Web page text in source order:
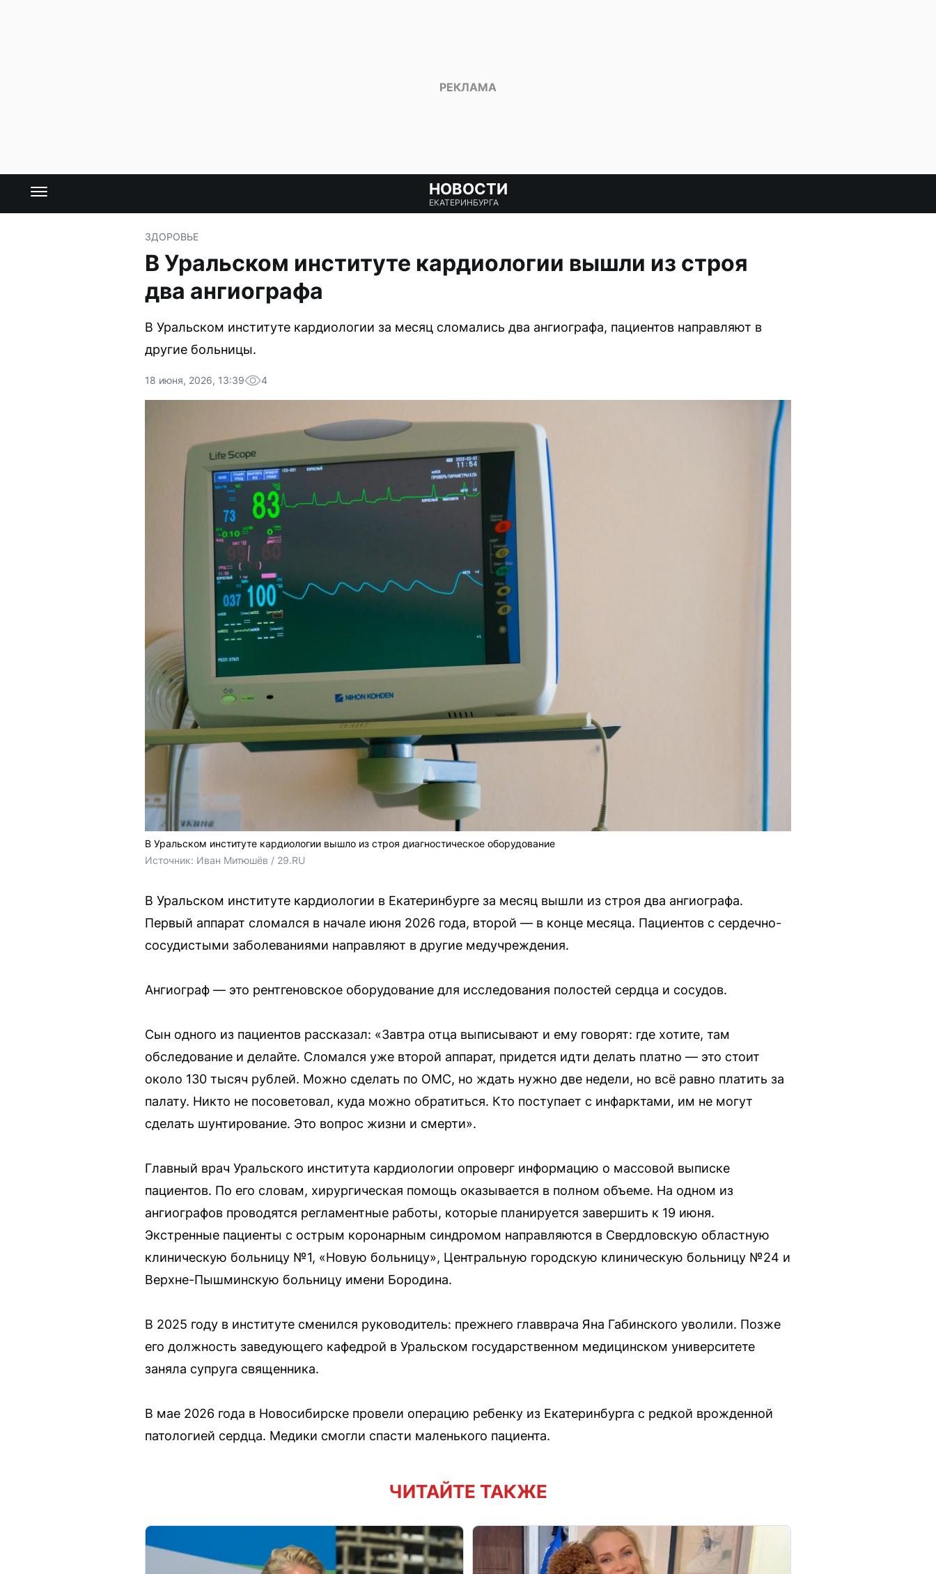
НОВОСТИ
ЕКАТЕРИНБУРГА
ЗДОРОВЬЕ
В Уральском институте кардиологии вышли из строя
два ангиографа
В Уральском институте кардиологии за месяц сломались два ангиографа, пациентов направляют в
другие больницы.
18 июня, 2026, 13:39 4
В Уральском институте кардиологии вышло из строя диагностическое оборудование
Источник: Иван Митюшёв / 29.RU
В Уральском институте кардиологии в Екатеринбурге за месяц вышли из строя два ангиографа.
Первый аппарат сломался в начале июня 2026 года, второй — в конце месяца. Пациентов с сердечно-
сосудистыми заболеваниями направляют в другие медучреждения.
Ангиограф — это рентгеновское оборудование для исследования полостей сердца и сосудов.
Сын одного из пациентов рассказал: «Завтра отца выписывают и ему говорят: где хотите, там
обследование и делайте. Сломался уже второй аппарат, придется идти делать платно — это стоит
около 130 тысяч рублей. Можно сделать по ОМС, но ждать нужно две недели, но всё равно платить за
палату. Никто не посоветовал, куда можно обратиться. Кто поступает с инфарктами, им не могут
сделать шунтирование. Это вопрос жизни и смерти».
Главный врач Уральского института кардиологии опроверг информацию о массовой выписке
пациентов. По его словам, хирургическая помощь оказывается в полном объеме. На одном из
ангиографов проводятся регламентные работы, которые планируется завершить к 19 июня.
Экстренные пациенты с острым коронарным синдромом направляются в Свердловскую областную
клиническую больницу №1, «Новую больницу», Центральную городскую клиническую больницу №24 и
Верхне-Пышминскую больницу имени Бородина.
В 2025 году в институте сменился руководитель: прежнего главврача Яна Габинского уволили. Позже
его должность заведующего кафедрой в Уральском государственном медицинском университете
заняла супруга священника.
В мае 2026 года в Новосибирске провели операцию ребенку из Екатеринбурга с редкой врожденной
патологией сердца. Медики смогли спасти маленького пациента.
ЧИТАЙТЕ ТАКЖЕ